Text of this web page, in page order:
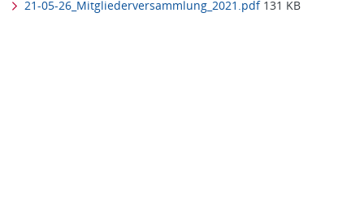
21-05-26_Mitgliederversammlung_2021.pdf131 KB